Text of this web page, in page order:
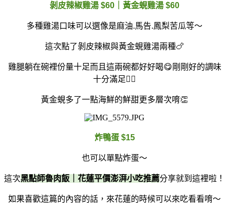
剝皮辣椒雞湯 $60｜黃金蜆雞湯 $60
多種雞湯口味可以選像是麻油.馬告.鳳梨苦瓜等～
這次點了剝皮辣椒與黃金蜆雞湯兩種🍗
雞腿躺在碗裡份量十足而且這兩碗都好好喝😋剛剛好的調味
十分滿足✌🏻
黃金蜆多了一點海鮮的鮮甜更多層次唷👏
炸鴨蛋 $15
也可以單點炸蛋～
這次黑點師魯肉飯｜花蓮平價澎湃小吃推薦分享就到這裡啦！
如果喜歡這篇的內容的話，來花蓮的時候可以來吃看看唷～